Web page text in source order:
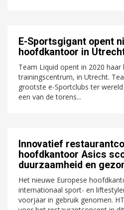
E-Sportsgigant opent
hoofdkantoor in
Team Liquid opent in 2020
trainingscentrum, in Utrecht.
grootste e-Sportclubs ter
een van de torens...
Innovatief
hoofdkantoor Asics
duurzaamheid en
Het nieuwe Europese
internationaal sport- en
voorjaar in gebruik genomen.